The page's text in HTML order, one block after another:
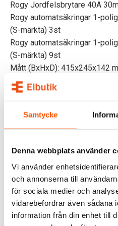
Samtycke
Denna webbplats använder
Vi använder
och annonserna till
för sociala medier och
vidarebefordrar även sådana
information från din enhet till
Rogy Jordfelsbrytare 40A
Rogy automatsäkringar 1-
(S-märkta) 3st
Rogy automatsäkringar 1-
(S-märkta) 9st
Mått (BxHxD): 415x245x142
Kapslingsklass: IP65
FRÅGOR & SVAR
ALTERNATIVA